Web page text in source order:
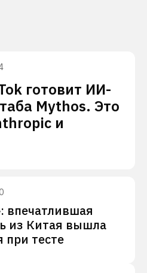
готовит ИИ-
Mythos. Это
и
впечатлившая
из Китая вышла
при тесте